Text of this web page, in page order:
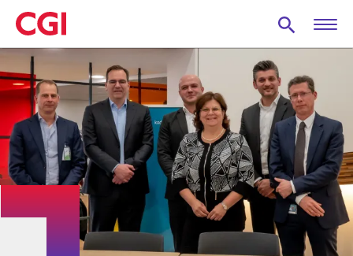
Skip
to
main
content